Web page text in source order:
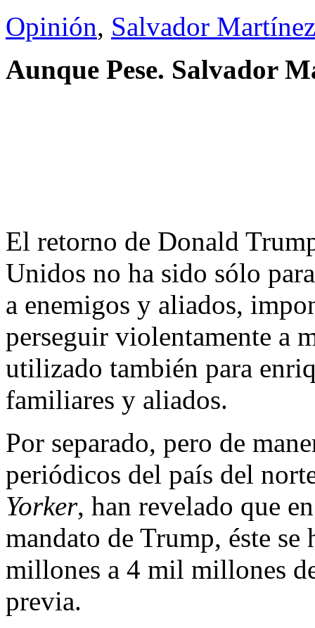
Opinión, Salvador
Aunque Pese. Salvador
El retorno de Donald
Unidos no ha sido sólo
a enemigos y aliados,
perseguir violentamente a
utilizado también para
familiares y aliados.
Por separado, pero de
periódicos del país del
Yorker, han revelado que
mandato de Trump, éste
millones a 4 mil millones
previa.